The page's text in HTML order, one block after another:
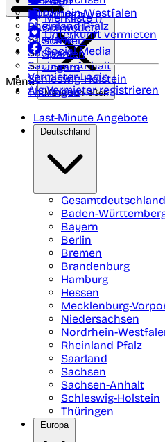
Nordrhein-Westfalen
Rheinland Pfalz
Saarland
Sachsen
Sachsen-Anhalt
Schleswig-Holstein
Thüringen
Portugal
Schweden
Schweiz
Spanien
Ungarn
Merkliste ()
Unterkunft vermieten
Social Media
Vermieter-Login
Als Vermieter registrieren
Menü
Menü schließen
Last-Minute Angebote
Deutschland
Gesamtdeutschland
Baden-
Bayern
Berlin
Bremen
Brandenburg
Hamburg
Hessen
Mecklenburg-
Niedersachsen
Nordrhein-
Rheinland Pfalz
Saarland
Sachsen
Sachsen-Anhalt
Schleswig-Holstein
Thüringen
Europa